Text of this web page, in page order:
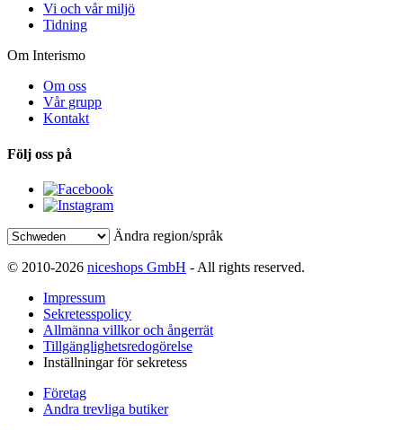
Vi och vår miljö
Tidning
Om Interismo
Om oss
Vår grupp
Kontakt
Följ oss på
Ändra region/språk
© 2010-2026 niceshops GmbH - All rights reserved.
Impressum
Sekretesspolicy
Allmänna villkor och ångerrät
Tillgänglighetsredogörelse
Inställningar för sekretess
Företag
Andra trevliga butiker